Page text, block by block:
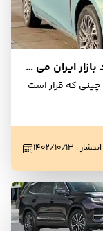
بهترین سدان های چینی که به زودی وارد بازار ایران می شوند
که قرار است
: ۱۴۰۲/۱۰/۱۳